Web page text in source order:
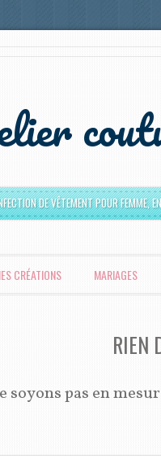
DE VÊTEMENT POUR FEMME,
CRÉATIONS MARIAGES
RIEN
pas en